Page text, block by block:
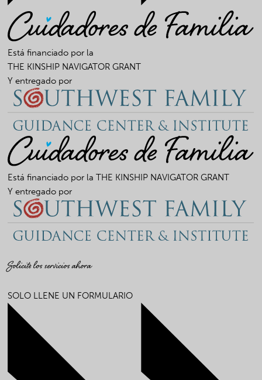
Está financiado por la
THE KINSHIP NAVIGATOR GRANT
Y entregado por
Está financiado por laTHE KINSHIP NAVIGATOR GRANT
Y entregado por
Solicite los servicios ahora
SOLO LLENE UN FORMULARIO